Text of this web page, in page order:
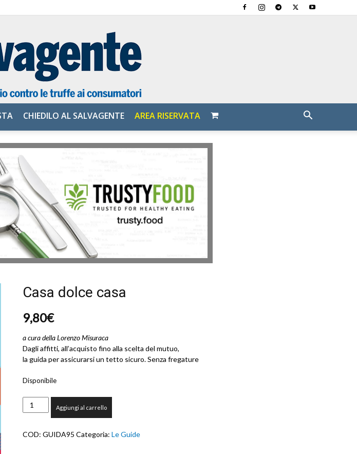
Salvagente
CHIEDILO AL SALVAGENTE AREA RISERVATA
Casa dolce casa
9,80€
a cura della Lorenzo Misuraca
Dagli affitti, all’acquisto fino alla scelta del mutuo,
la guida per assicurarsi un tetto sicuro. Senza fregature
Disponibile
Casa
dolce
quantità
Aggiungi al carrello
COD:GUIDA95 Categoria:Le Guide